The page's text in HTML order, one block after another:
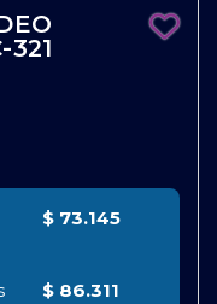
321
$ 73.145
$ 86.311